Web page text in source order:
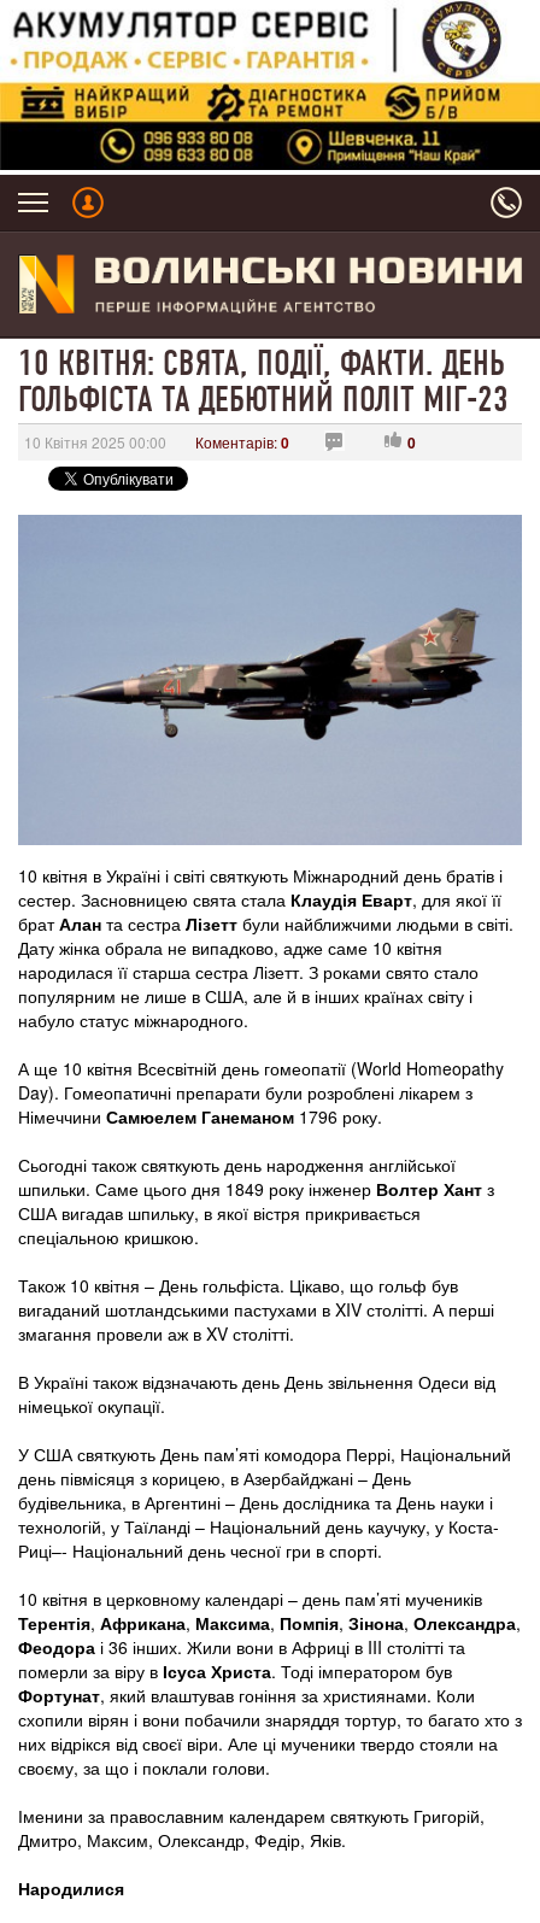
10 КВІТНЯ: СВЯТА, ПОДІЇ, ФАКТИ. ДЕНЬ
ГОЛЬФІСТА ТА ДЕБЮТНИЙ ПОЛІТ МІГ-23
10 Квітня 2025 00:00 Коментарів:0 0
10 квітня в Україні і світі святкують Міжнародний день братів і
сестер. Засновницею свята стала Клаудія Еварт, для якої її
братАлан та сестра Лізетт були найближчими людьми в світі.
Дату жінка обрала не випадково, адже саме 10 квітня
народилася її старша сестра Лізетт. З роками свято стало
популярним не лише в США, але й в інших країнах світу і
набуло статус міжнародного.
А ще 10 квітня Всесвітній день гомеопатії (World Homeopathy
Day). Гомеопатичні препарати були розроблені лікарем з
Німеччини Самюелем Ганеманом 1796 року.
Сьогодні також святкують день народження англійської
шпильки. Саме цього дня 1849 року інженер Волтер Хант з
США вигадав шпильку, в якої вістря прикривається
спеціальною кришкою.
Також 10 квітня – День гольфіста. Цікаво, що гольф був
вигаданий шотландськими пастухами в XIV столітті. А перші
змагання провели аж в XV столітті.
В Україні також відзначають день День звільнення Одеси від
німецької окупації.
У США святкують День пам’яті комодора Перрі, Національний
день півмісяця з корицею, в Азербайджані – День
будівельника, в Аргентині – День дослідника та День науки і
технологій, у Таїланді – Національний день каучуку, у Коста-
Риці–- Національний день чесної гри в спорті.
10 квітня в церковному календарі – день пам’яті мучеників
Терентія, Африкана, Максима, Помпія, Зінона, Олександра,
Феодора і 36 інших. Жили вони в Африці в III столітті та
померли за віру в Ісуса Христа. Тоді імператором був
Фортунат, який влаштував гоніння за християнами. Коли
схопили вірян і вони побачили знаряддя тортур, то багато хто з
них відрікся від своєї віри. Але ці мученики твердо стояли на
своєму, за що і поклали голови.
Іменини за православним календарем святкують Григорій,
Дмитро, Максим, Олександр, Федір, Яків.
Народилися